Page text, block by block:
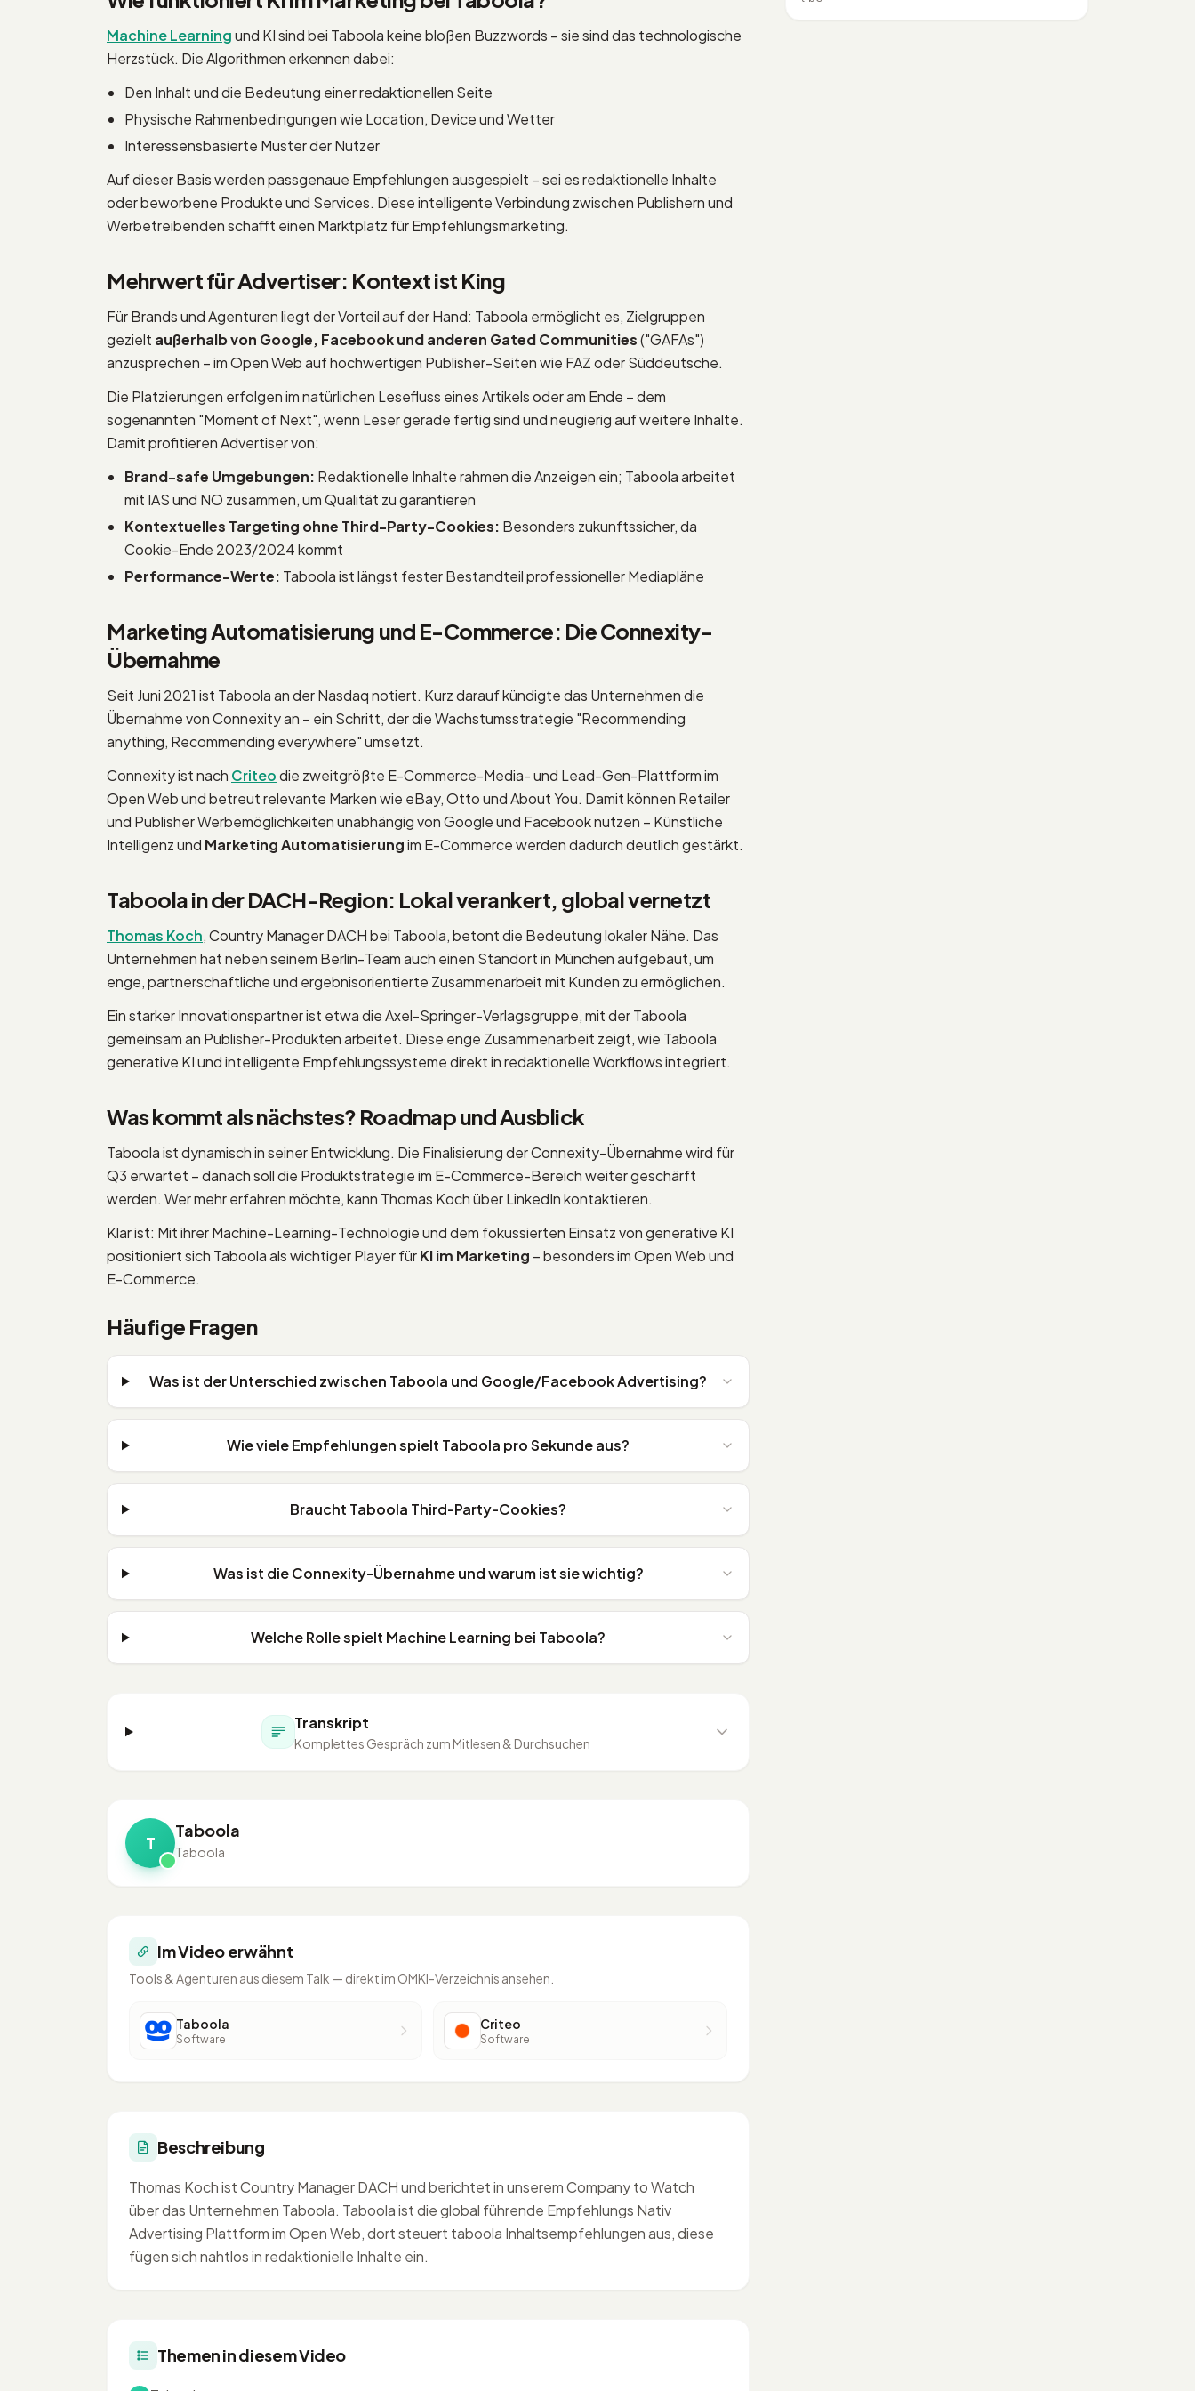
Machine Learningund KI sind bei Taboola keine bloßen Buzzwords – sie sind das technologische
Herzstück. Die Algorithmen erkennen dabei:
Den Inhalt und die Bedeutung einer redaktionellen Seite
Physische Rahmenbedingungen wie Location, Device und Wetter
Interessensbasierte Muster der Nutzer
Auf dieser Basis werden passgenaue Empfehlungen ausgespielt – sei es redaktionelle Inhalte
oder beworbene Produkte und Services. Diese intelligente Verbindung zwischen Publishern und
Werbetreibenden schafft einen Marktplatz für Empfehlungsmarketing.
Mehrwert für Advertiser: Kontext ist King
Für Brands und Agenturen liegt der Vorteil auf der Hand: Taboola ermöglicht es, Zielgruppen
gezielt außerhalb von Google, Facebook und anderen Gated Communities("GAFAs")
anzusprechen – im Open Web auf hochwertigen Publisher-Seiten wie FAZ oder Süddeutsche.
Die Platzierungen erfolgen im natürlichen Lesefluss eines Artikels oder am Ende – dem
sogenannten "Moment of Next", wenn Leser gerade fertig sind und neugierig auf weitere Inhalte.
Damit profitieren Advertiser von:
Brand-safe Umgebungen: Redaktionelle Inhalte rahmen die Anzeigen ein; Taboola arbeitet
mit IAS und NO zusammen, um Qualität zu garantieren
Kontextuelles Targeting ohne Third-Party-Cookies: Besonders zukunftssicher, da
Cookie-Ende 2023/2024 kommt
Performance-Werte: Taboola ist längst fester Bestandteil professioneller Mediapläne
Marketing Automatisierung und E-Commerce: Die Connexity-
Übernahme
Seit Juni 2021 ist Taboola an der Nasdaq notiert. Kurz darauf kündigte das Unternehmen die
Übernahme von Connexity an – ein Schritt, der die Wachstumsstrategie "Recommending
anything, Recommending everywhere" umsetzt.
Connexity ist nach Criteodie zweitgrößte E-Commerce-Media- und Lead-Gen-Plattform im
Open Web und betreut relevante Marken wie eBay, Otto und About You. Damit können Retailer
und Publisher Werbemöglichkeiten unabhängig von Google und Facebook nutzen – Künstliche
Intelligenz und Marketing Automatisierungim E-Commerce werden dadurch deutlich gestärkt.
Taboola in der DACH-Region: Lokal verankert, global vernetzt
Thomas Koch, Country Manager DACH bei Taboola, betont die Bedeutung lokaler Nähe. Das
Unternehmen hat neben seinem Berlin-Team auch einen Standort in München aufgebaut, um
enge, partnerschaftliche und ergebnisorientierte Zusammenarbeit mit Kunden zu ermöglichen.
Ein starker Innovationspartner ist etwa die Axel-Springer-Verlagsgruppe, mit der Taboola
gemeinsam an Publisher-Produkten arbeitet. Diese enge Zusammenarbeit zeigt, wie Taboola
generative KI und intelligente Empfehlungssysteme direkt in redaktionelle Workflows integriert.
Was kommt als nächstes? Roadmap und Ausblick
Taboola ist dynamisch in seiner Entwicklung. Die Finalisierung der Connexity-Übernahme wird für
Q3 erwartet – danach soll die Produktstrategie im E-Commerce-Bereich weiter geschärft
werden. Wer mehr erfahren möchte, kann Thomas Koch über LinkedIn kontaktieren.
Klar ist: Mit ihrer Machine-Learning-Technologie und dem fokussierten Einsatz von generative KI
positioniert sich Taboola als wichtiger Player fürKI im Marketing – besonders im Open Web und
E-Commerce.
Häufige Fragen
Was ist der Unterschied zwischen Taboola und Google/Facebook Advertising?
Wie viele Empfehlungen spielt Taboola pro Sekunde aus?
Braucht Taboola Third-Party-Cookies?
Was ist die Connexity-Übernahme und warum ist sie wichtig?
Welche Rolle spielt Machine Learning bei Taboola?
Transkript
Komplettes Gespräch zum Mitlesen & Durchsuchen
T
Taboola
Taboola
Im Video erwähnt
Tools & Agenturen aus diesem Talk — direkt im OMKI-Verzeichnis ansehen.
Taboola
Software
Criteo
Software
Beschreibung
Thomas Koch ist Country Manager DACH und berichtet in unserem Company to Watch
über das Unternehmen Taboola. Taboola ist die global führende Empfehlungs Nativ
Advertising Plattform im Open Web, dort steuert taboola Inhaltsempfehlungen aus, diese
fügen sich nahtlos in redaktionielle Inhalte ein.
Themen in diesem Video